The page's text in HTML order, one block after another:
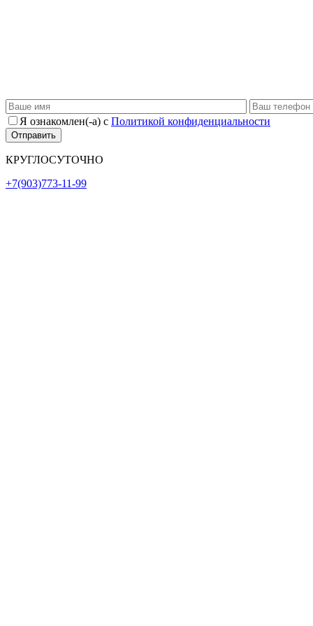
Я ознакомлен(-а) с Политикой конфиденциальности
КРУГЛОСУТОЧНО
+7(903)773-11-99